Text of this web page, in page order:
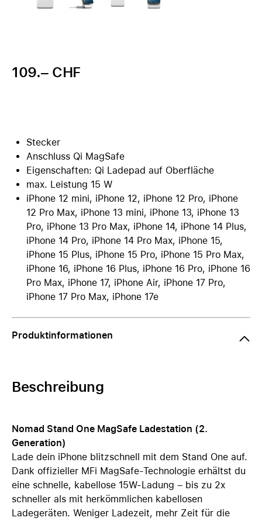
109.– CHF
Stecker
Anschluss Qi MagSafe
Eigenschaften: Qi Ladepad auf Oberfläche
max. Leistung 15 W
iPhone 12 mini, iPhone 12, iPhone 12 Pro, iPhone
12 Pro Max, iPhone 13 mini, iPhone 13, iPhone 13
Pro, iPhone 13 Pro Max, iPhone 14, iPhone 14 Plus,
iPhone 14 Pro, iPhone 14 Pro Max, iPhone 15,
iPhone 15 Plus, iPhone 15 Pro, iPhone 15 Pro Max,
iPhone 16, iPhone 16 Plus, iPhone 16 Pro, iPhone 16
Pro Max, iPhone 17, iPhone Air, iPhone 17 Pro,
iPhone 17 Pro Max, iPhone 17e
Produktinformationen
Beschreibung
Nomad Stand One MagSafe Ladestation (2.
Generation)
Lade dein iPhone blitzschnell mit dem Stand One auf.
Dank offizieller MFi MagSafe-Technologie erhältst du
eine schnelle, kabellose 15W-Ladung – bis zu 2x
schneller als mit herkömmlichen kabellosen
Ladegeräten. Weniger Ladezeit, mehr Zeit für die